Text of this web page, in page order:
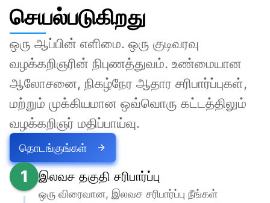
செயல்படுகிறது
ஒரு ஆப்பின் எளிமை. ஒரு குடிவரவு
வழக்கறிஞரின் நிபுணத்துவம். உண்மையான
ஆலோசனை, நிகழ்நேர ஆதார சரிபார்ப்புகள்,
மற்றும் முக்கியமான ஒவ்வொரு கட்டத்திலும்
வழக்கறிஞர் மதிப்பாய்வு.
தொடங்குங்கள்
1 இலவச தகுதி சரிபார்ப்பு
ஒரு விரைவான, இலவச சரிபார்ப்பு நீங்கள்